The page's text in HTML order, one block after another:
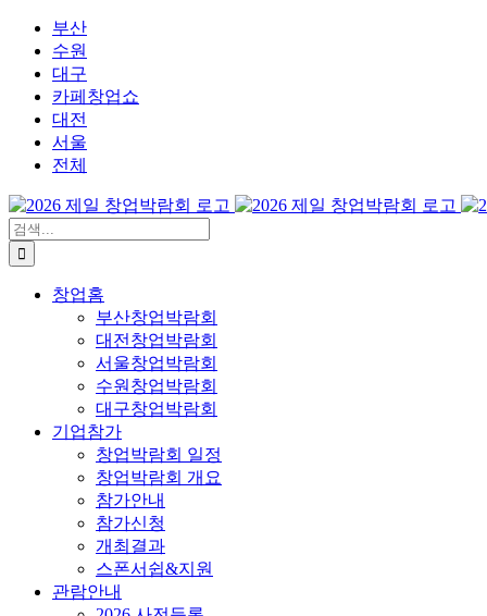
부산
수원
대구
카페창업쇼
대전
서울
전체
검
색:
창업홈
부산창업박람회
대전창업박람회
서울창업박람회
수원창업박람회
대구창업박람회
기업참가
창업박람회 일정
창업박람회 개요
참가안내
참가신청
개최결과
스폰서쉽&지원
관람안내